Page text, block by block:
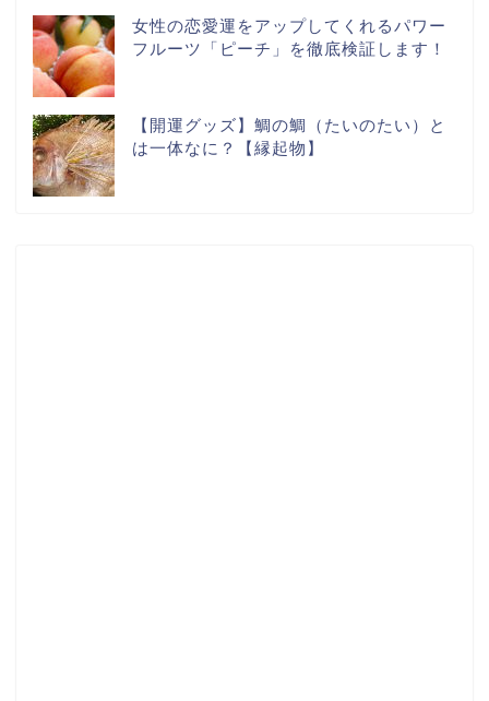
女性の恋愛運をアップしてくれるパワー
フルーツ「ピーチ」を徹底検証します！
【開運グッズ】鯛の鯛（たいのたい）と
は一体なに？【縁起物】